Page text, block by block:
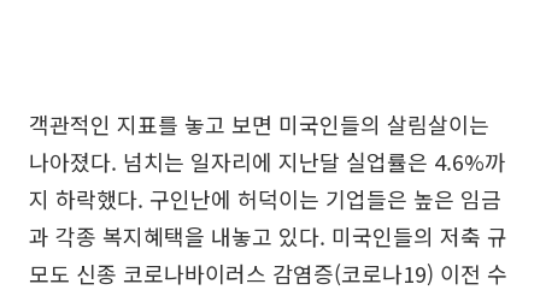
객관적인 지표를 놓고 보면 미국인들의 살림살이는
나아졌다. 넘치는 일자리에 지난달 실업률은 4.6%까
지 하락했다. 구인난에 허덕이는 기업들은 높은 임금
과 각종 복지혜택을 내놓고 있다. 미국인들의 저축 규
모도 신종 코로나바이러스 감염증(코로나19) 이전 수